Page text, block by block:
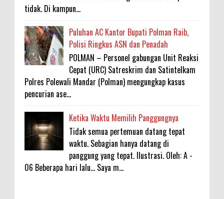
tidak. Di kampun...
Puluhan AC Kantor Bupati Polman Raib,
Polisi Ringkus ASN dan Penadah
POLMAN – Personel gabungan Unit Reaksi
Cepat (URC) Satreskrim dan Satintelkam
Polres Polewali Mandar (Polman) mengungkap kasus
pencurian ase...
Ketika Waktu Memilih Panggungnya
Tidak semua pertemuan datang tepat
waktu. Sebagian hanya datang di
panggung yang tepat. Ilustrasi. Oleh: A -
06 Beberapa hari lalu... Saya m...